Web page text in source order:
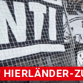
HIERLÄNDER-